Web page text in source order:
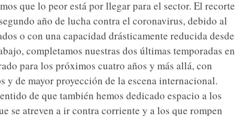
que lo peor está por llegar para el sector. El recorte
año de lucha contra el coronavirus, debido al
o con una capacidad drásticamente reducida desde
completamos nuestras dos últimas temporadas en
para los próximos cuatro años y más allá, con
y de mayor proyección de la escena internacional.
de que también hemos dedicado espacio a los
se atreven a ir contra corriente y a los que rompen